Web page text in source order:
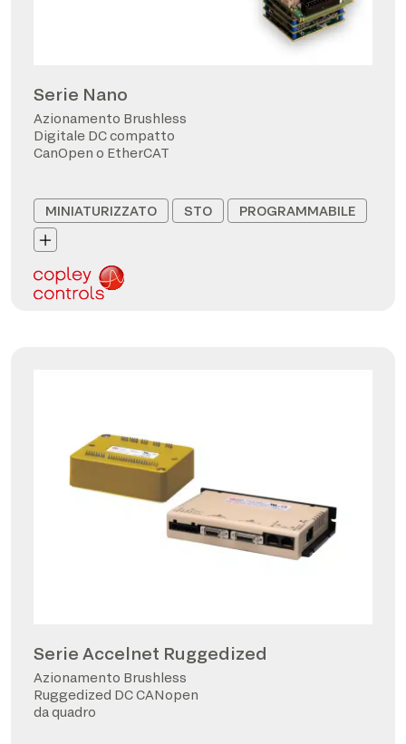
Serie Nano
Azionamento Brushless
Digitale DC compatto
CanOpen o EtherCAT
MINIATURIZZATO STO PROGRAMMABILE
Serie Accelnet Ruggedized
Azionamento Brushless
Ruggedized DC CANopen
da quadro